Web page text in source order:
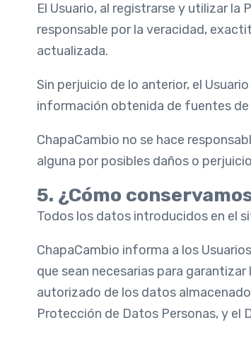
El Usuario, al registrarse y utilizar
responsable por la veracidad,
actualizada.
Sin perjuicio de lo anterior, el
información obtenida de fuentes
ChapaCambio no se hace
alguna por posibles daños o
5. ¿Cómo
Todos los datos introducidos en el
ChapaCambio informa a los
que sean necesarias para
autorizado de los datos
Protección de Datos Personas, y el